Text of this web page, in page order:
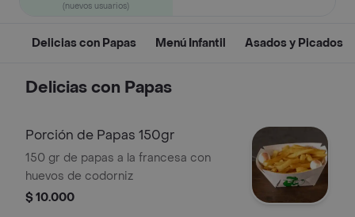
(nuevos usuarios)
Delicias con Papas Menú Infantil Asados y Picados
Delicias con Papas
Porción de Papas 150gr
150 gr de papas a la francesa con
huevos de codorniz
$ 10.000